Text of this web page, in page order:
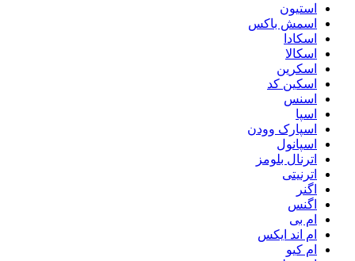
استیون
اسمش باکس
اسکادا
اسکالا
اسکرین
اسکین کد
اسنس
اسپا
اسپارک وودن
اسپانول
اترنال بلومز
اترنیتی
اگنر
اگنس
ام بی
ام اند ایکس
ام کیو